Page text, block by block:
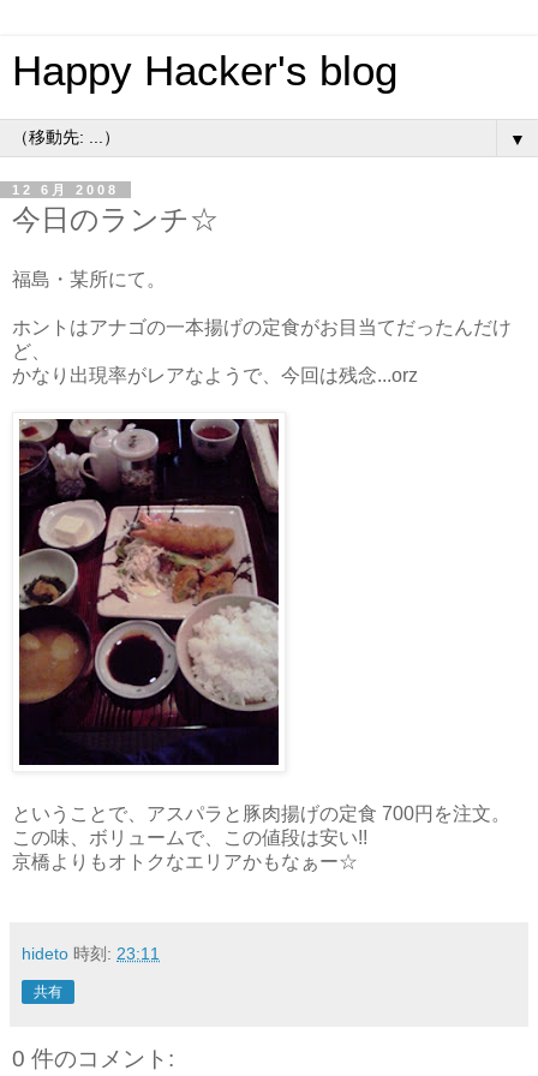
Happy Hacker's blog
▼
12 6月 2008
今日のランチ☆
福島・某所にて。
ホントはアナゴの一本揚げの定食がお目当てだったんだけ
ど、
かなり出現率がレアなようで、今回は残念...orz
ということで、アスパラと豚肉揚げの定食 700円を注文。
この味、ボリュームで、この値段は安い!!
京橋よりもオトクなエリアかもなぁー☆
hideto 時刻: 23:11
共有
0 件のコメント: